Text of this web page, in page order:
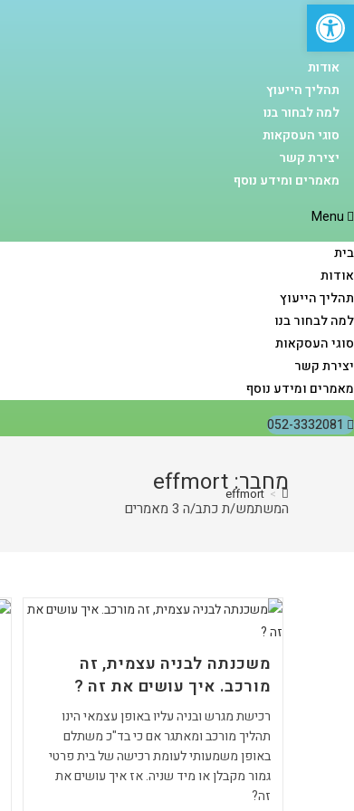
Skip
to
content
בית
אודות
תהליך הייעוץ
למה לבחור בנו
סוגי העסקאות
יצירת קשר
מאמרים ומידע נוסף
Menu
בית
אודות
תהליך הייעוץ
למה לבחור בנו
סוגי העסקאות
יצירת קשר
מאמרים ומידע נוסף
052-3332081
מחבר:effmort
המשתמש/ת כתב/ה 3 מאמרים
>
effmort
משכנתה לבניה עצמית, זה
מורכב. איך עושים את זה ?
רכישת מגרש ובניה עליו באופן עצמאי הינו
תהליך מורכב ומאתגר אם כי בד"כ משתלם
באופן משמעותי לעומת רכישה של בית פרטי
גמור מקבלן או מיד שניה. אז איך עושים את
זה?
פתח סרגל נגישות